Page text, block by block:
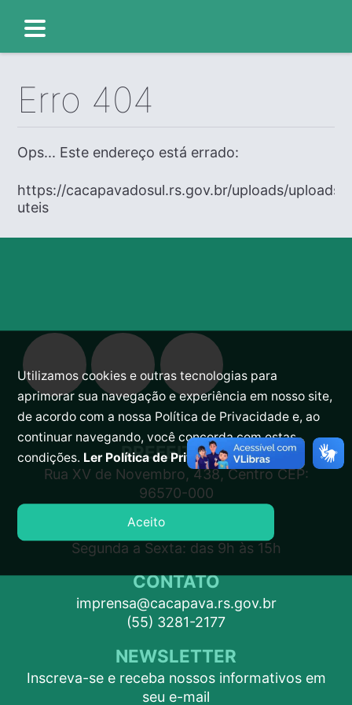
Erro 404
Ops... Este endereço está errado:
https://cacapavadosul.rs.gov.br/uploads/
uteis
PREFEITURA
Rua XV de Novembro, 438, Centro CEP:
96570-000
ATENDIMENTO
Segunda a Sexta: das 9h às 15h
CONTATO
imprensa@cacapava.rs.gov.br
(55) 3281-2177
NEWSLETTER
Inscreva-se e receba nossos informativos em
seu e-mail
Utilizamos cookies e outras tecnologias para
aprimorar sua navegação e experiência em nosso site,
de acordo com a nossa Política de Privacidade e, ao
continuar navegando, você concorda com estas
condições. Ler Política de Privacidade.
Aceito